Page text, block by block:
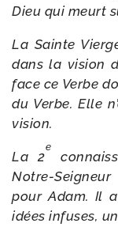
Dieu qui meurt
La Sainte
dans la vision
face ce Verbe
du Verbe. Elle
vision.
La 2
e
Notre-​
pour Adam. Il
idées infuses,